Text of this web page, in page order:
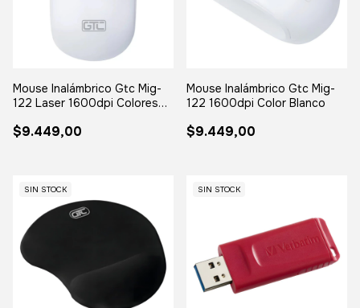
Mouse Inalámbrico Gtc Mig-
122 Laser 1600dpi Colores
$9.449,00
Mouse Inalámbrico Gtc Mig-
122 1600dpi Color Blanco
$9.449,00
SIN STOCK SIN STOCK